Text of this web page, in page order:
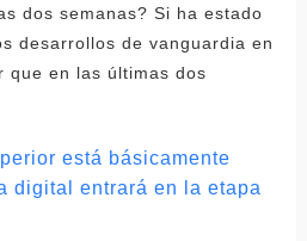
dos semanas? Si ha estado
desarrollos de vanguardia en
que en las últimas dos
está básicamente
digital entrará en la etapa